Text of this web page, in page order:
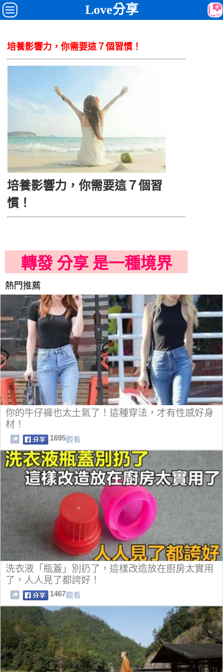
Love分享
培養影響力，你需要這７個習慣！
培養影響力，你需要這７個習
慣！
轉發 分享 是一種境界
熱門推薦
你的牛仔褲也太土氣了！這種穿法，才有性感好身
材！
1695觀看
洗衣液「瓶蓋」別扔了，這樣改造放在廚房太實用
了，人人見了都誇好！
1467觀看